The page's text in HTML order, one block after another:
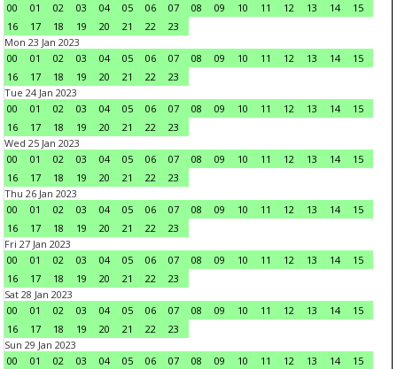
00
01 02 03 04 05 06 07 08 09 10 11 12 13 14
15
16
17 18 19 20 21 22
23
Mon 23 Jan 2023
00
01 02 03 04 05 06 07 08 09 10 11 12 13 14
15
16
17 18 19 20 21 22
23
Tue 24 Jan 2023
00
01 02 03 04 05 06 07 08 09 10 11 12 13 14
15
16
17 18 19 20 21 22
23
Wed 25 Jan 2023
00
01 02 03 04 05 06 07 08 09 10 11 12 13 14
15
16
17 18 19 20 21 22
23
Thu 26 Jan 2023
00
01 02 03 04 05 06 07 08 09 10 11 12 13 14
15
16
17 18 19 20 21 22
23
Fri 27 Jan 2023
00
01 02 03 04 05 06 07 08 09 10 11 12 13 14
15
16
17 18 19 20 21 22
23
Sat 28 Jan 2023
00
01 02 03 04 05 06 07 08 09 10 11 12 13 14
15
16
17 18 19 20 21 22
23
Sun 29 Jan 2023
00
01 02 03 04 05 06 07 08 09 10 11 12 13 14
15